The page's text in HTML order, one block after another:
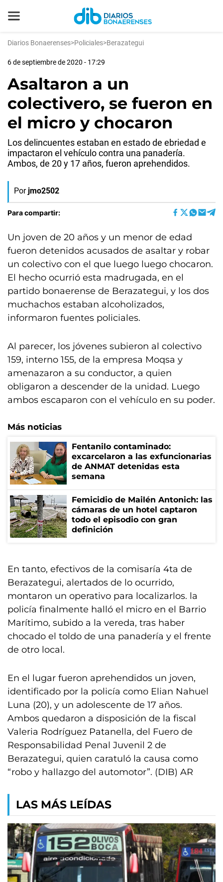
Diarios Bonaerenses>Policiales>Berazategui
6 de septiembre de 2020 - 17:29
Asaltaron a un
colectivero, se fueron en
el micro y chocaron
Los delincuentes estaban en estado de ebriedad e
impactaron el vehículo contra una panadería.
Ambos, de 20 y 17 años, fueron aprehendidos.
Por jmo2502
Para compartir:
Un joven de 20 años y un menor de edad
fueron detenidos acusados de asaltar y robar
un colectivo con el que luego luego chocaron.
El hecho ocurrió esta madrugada, en el
partido bonaerense de Berazategui, y los dos
muchachos estaban alcoholizados,
informaron fuentes policiales.
Al parecer, los jóvenes subieron al colectivo
159, interno 155, de la empresa Moqsa y
amenazaron a su conductor, a quien
obligaron a descender de la unidad. Luego
ambos escaparon con el vehículo en su poder.
Más noticias
Fentanilo contaminado:
excarcelaron a las exfuncionarias
de ANMAT detenidas esta
semana
Femicidio de Mailén Antonich: las
cámaras de un hotel captaron
todo el episodio con gran
definición
En tanto, efectivos de la comisaría 4ta de
Berazategui, alertados de lo ocurrido,
montaron un operativo para localizarlos. la
policía finalmente halló el micro en el Barrio
Marítimo, subido a la vereda, tras haber
chocado el toldo de una panadería y el frente
de otro local.
En el lugar fueron aprehendidos un joven,
identificado por la policía como Elian Nahuel
Luna (20), y un adolescente de 17 años.
Ambos quedaron a disposición de la fiscal
Valeria Rodríguez Patanella, del Fuero de
Responsabilidad Penal Juvenil 2 de
Berazategui, quien caratuló la causa como
“robo y hallazgo del automotor”. (DIB) AR
LAS MÁS LEÍDAS